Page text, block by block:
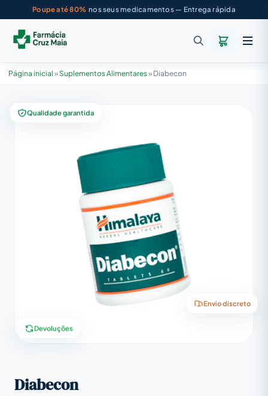
Poupe até 80% nos seus medicamentos — Entrega rápida
Página inicial »Suplementos Alimentares» Diabecon
Qualidade garantida
Envio discreto
Devoluções
Diabecon